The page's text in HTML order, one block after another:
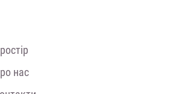
нас